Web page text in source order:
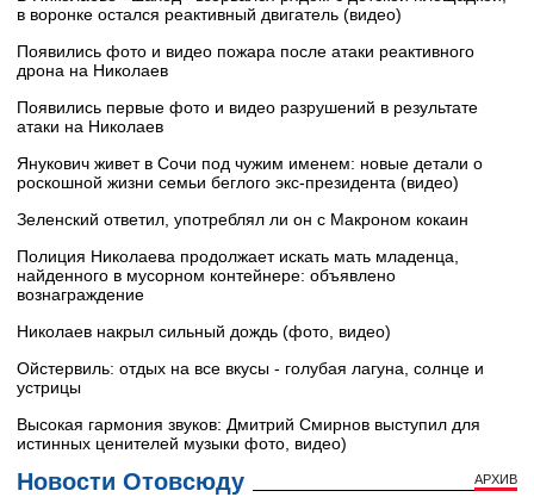
в воронке остался реактивный двигатель (видео)
Появились фото и видео пожара после атаки реактивного
дрона на Николаев
Появились первые фото и видео разрушений в результате
атаки на Николаев
Янукович живет в Сочи под чужим именем: новые детали о
роскошной жизни семьи беглого экс-президента (видео)
Зеленский ответил, употреблял ли он с Макроном кокаин
Полиция Николаева продолжает искать мать младенца,
найденного в мусорном контейнере: объявлено
вознаграждение
Николаев накрыл сильный дождь (фото, видео)
Ойстервиль: отдых на все вкусы - голубая лагуна, солнце и
устрицы
Высокая гармония звуков: Дмитрий Смирнов выступил для
истинных ценителей музыки фото, видео)
Новости Отовсюду АРХИВ